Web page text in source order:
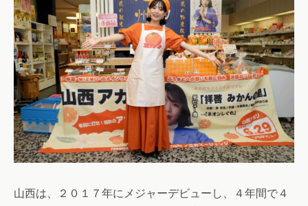
山西は、２０１７年にメジャーデビューし、４年間で４